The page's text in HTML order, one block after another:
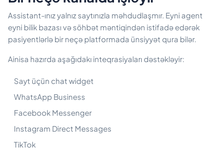
Assistant-ınız yalnız saytınızla məhdudlaşmır. Eyni agent
eyni bilik bazası və söhbət məntiqindən istifadə edərək
pasiyentlərlə bir neçə platformada ünsiyyət qura bilər.
Ainisa hazırda aşağıdakı inteqrasiyaları dəstəkləyir:
Sayt üçün chat widget
WhatsApp Business
Facebook Messenger
Instagram Direct Messages
TikTok